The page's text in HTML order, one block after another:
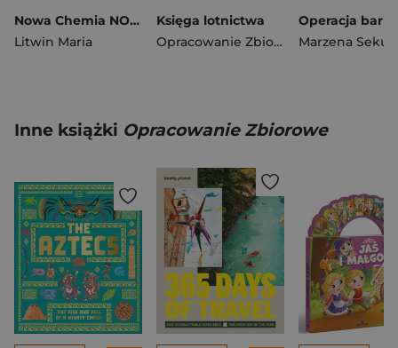
Nowa Chemia NOWA TO JEST CHEMIA podręcznik część 3 zakres rozszerzony EDYCJA 2026
Litwin Maria
Księga lotnictwa
Opracowanie Zbiorowe
Marzena Sekuła
Inne książki Opracowanie Zbiorowe